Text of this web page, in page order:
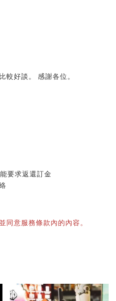
較好談。 感謝各位。
要求返還訂金
同意服務條款內的內容。